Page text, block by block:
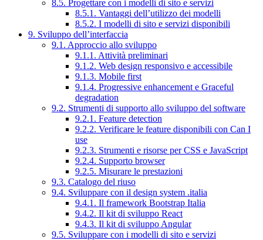
8.5. Progettare con i modelli di sito e servizi
8.5.1. Vantaggi dell’utilizzo dei modelli
8.5.2. I modelli di sito e servizi disponibili
9. Sviluppo dell’interfaccia
9.1. Approccio allo sviluppo
9.1.1. Attività preliminari
9.1.2. Web design responsivo e accessibile
9.1.3. Mobile first
9.1.4. Progressive enhancement e Graceful
degradation
9.2. Strumenti di supporto allo sviluppo del software
9.2.1. Feature detection
9.2.2. Verificare le feature disponibili con Can I
use
9.2.3. Strumenti e risorse per CSS e JavaScript
9.2.4. Supporto browser
9.2.5. Misurare le prestazioni
9.3. Catalogo del riuso
9.4. Sviluppare con il design system .italia
9.4.1. Il framework Bootstrap Italia
9.4.2. Il kit di sviluppo React
9.4.3. Il kit di sviluppo Angular
9.5. Sviluppare con i modelli di sito e servizi